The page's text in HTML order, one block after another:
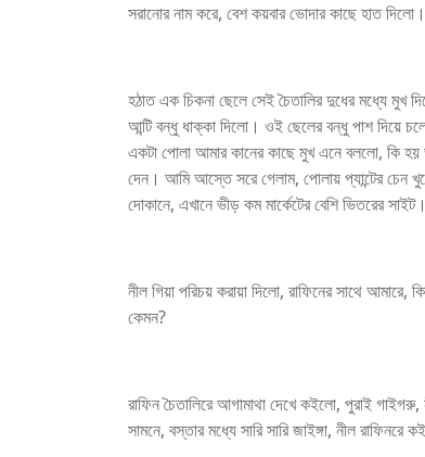
সরানোর নাম করে, বেশ কয়বার ভোদার কাছে হাত দিলো।
হঠাত এক চিকনা ছেলে সেই চৈতালির দুধের মধ্যে মুখ
আন্টি বন্ধু ধাক্কা দিলো। ওই ছেলের বন্ধু পাশ দিয়ে
একটা পোলা আমার কানের কাছে মুখ এনে বললো, কি
দেন। আমি আস্তে সরে গেলাম, পোলায় প্যান্টের চেন
দোকানে, এখানে ভীড় কম মার্কেটের বেশি ভিতরের সাইট।
নীল গিয়া পরিচয় করায়া দিলো, রাফিনের সাথে আমারে,
কেমন?
রাফিন চৈতালিরে আগামাথা দেখে কইলো, পুরাই
সামনে, বস্তার মধ্যে সারি সারি জাইঙ্গা, নীল